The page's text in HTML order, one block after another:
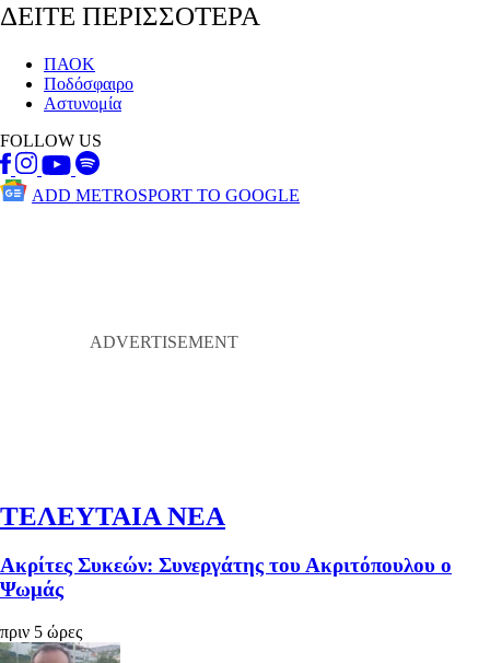
ΔΕΙΤΕ ΠΕΡΙΣΣΟΤΕΡΑ
ΠΑΟΚ
Ποδόσφαιρο
Αστυνομία
FOLLOW US
ADD METROSPORT TO GOOGLE
ΤΕΛΕΥΤΑΙΑ ΝΕΑ
Ακρίτες Συκεών: Συνεργάτης του Ακριτόπουλου ο
Ψωμάς
πριν 5 ώρες